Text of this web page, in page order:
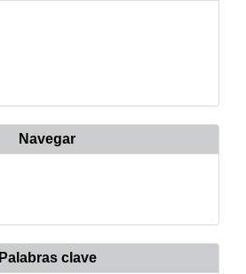
Navegar
Palabras clave